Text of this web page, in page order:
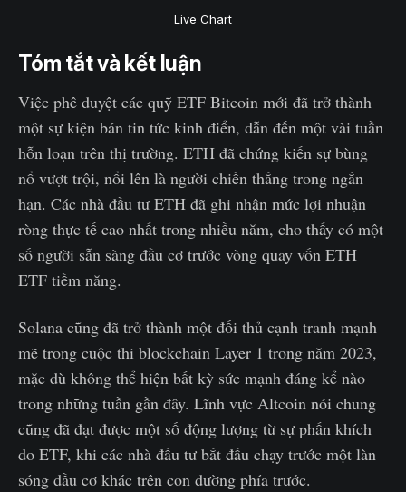
Live Chart
Tóm tắt và kết luận
Việc phê duyệt các quỹ ETF Bitcoin mới đã trở thành
một sự kiện bán tin tức kinh điển, dẫn đến một vài tuần
hỗn loạn trên thị trường. ETH đã chứng kiến sự bùng
nổ vượt trội, nổi lên là người chiến thắng trong ngắn
hạn. Các nhà đầu tư ETH đã ghi nhận mức lợi nhuận
ròng thực tế cao nhất trong nhiều năm, cho thấy có một
số người sẵn sàng đầu cơ trước vòng quay vốn ETH
ETF tiềm năng.
Solana cũng đã trở thành một đối thủ cạnh tranh mạnh
mẽ trong cuộc thi blockchain Layer 1 trong năm 2023,
mặc dù không thể hiện bất kỳ sức mạnh đáng kể nào
trong những tuần gần đây. Lĩnh vực Altcoin nói chung
cũng đã đạt được một số động lượng từ sự phấn khích
do ETF, khi các nhà đầu tư bắt đầu chạy trước một làn
sóng đầu cơ khác trên con đường phía trước.